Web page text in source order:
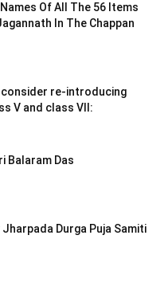
Of All The 56 Items
In The Chappan
consider re-introducing
V and class VII:
Balaram Das
Jharpada Durga Puja Samiti